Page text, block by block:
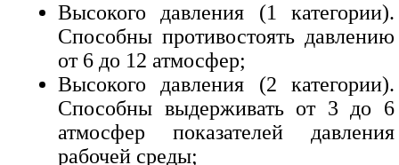
Высокого давления (1 категории).
Способны противостоять давлению
от 6 до 12 атмосфер;
Высокого давления (2 категории).
Способны выдерживать от 3 до 6
атмосфер показателей давления
рабочей среды;